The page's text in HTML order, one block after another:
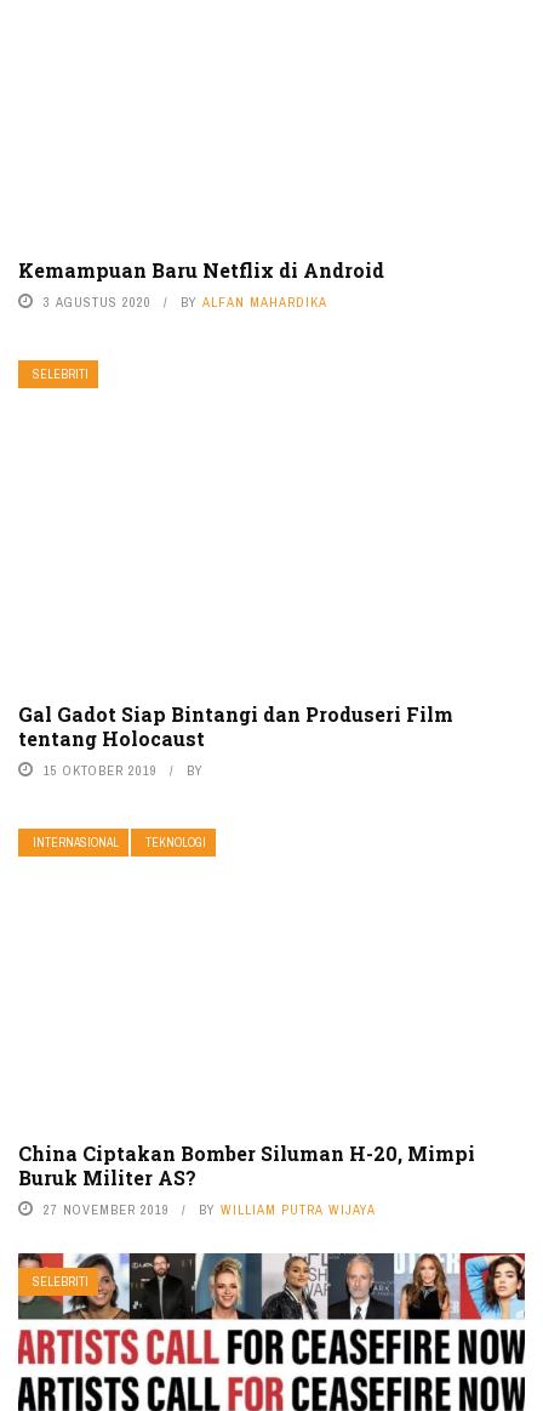
Kemampuan Baru Netflix di Android
3 AGUSTUS 2020 BY ALFAN MAHARDIKA
SELEBRITI
Gal Gadot Siap Bintangi dan Produseri Film
tentang Holocaust
15 OKTOBER 2019 BY
INTERNASIONAL TEKNOLOGI
China Ciptakan Bomber Siluman H-20, Mimpi
Buruk Militer AS?
27 NOVEMBER 2019 BY WILLIAM PUTRA WIJAYA
SELEBRITI